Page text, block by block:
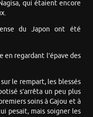
qui étaient encore
du Japon ont été
regardant l’épave des
le rempart, les blessés
s’arrêta un peu plus
soins à Gajou et à
pesait, mais soigner les